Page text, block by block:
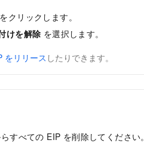
をクリックします。
けを解除 を選択します。
をリリース したりできます。
べての EIP を削除してください。